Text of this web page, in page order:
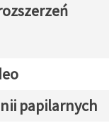
papilarnych